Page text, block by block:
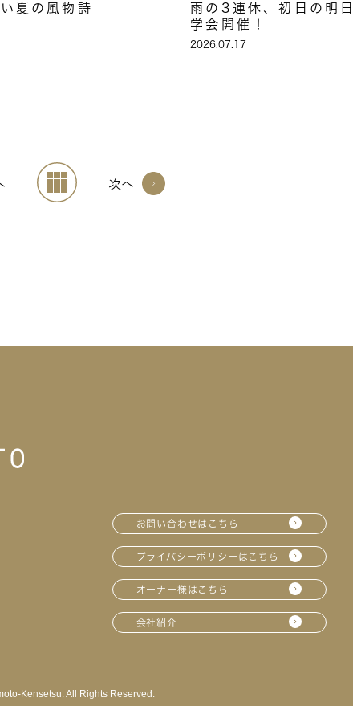
夏の風物詩
雨の3連休、初日の明
学会開催！
2026.07.17
次へ
お問い合わせはこちら
プライバシーポリシーはこちら
オーナー様はこちら
会社紹介
Kensetsu. All Rights Reserved.